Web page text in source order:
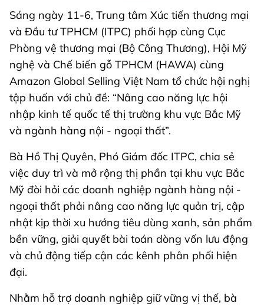
Sáng ngày 11-6, Trung tâm Xúc tiến thương mại
và Đầu tư TPHCM (ITPC) phối hợp cùng Cục
Phòng vệ thương mại (Bộ Công Thương), Hội Mỹ
nghệ và Chế biến gỗ TPHCM (HAWA) cùng
Amazon Global Selling Việt Nam tổ chức hội nghị
tập huấn với chủ đề: “Nâng cao năng lực hội
nhập kinh tế quốc tế thị trường khu vực Bắc Mỹ
và ngành hàng nội - ngoại thất”.
Bà Hồ Thị Quyên, Phó Giám đốc ITPC, chia sẻ
việc duy trì và mở rộng thị phần tại khu vực Bắc
Mỹ đòi hỏi các doanh nghiệp ngành hàng nội -
ngoại thất phải nâng cao năng lực quản trị, cập
nhật kịp thời xu hướng tiêu dùng xanh, sản phẩm
bền vững, giải quyết bài toán dòng vốn lưu động
và chủ động tiếp cận các kênh phân phối hiện
đại.
Nhằm hỗ trợ doanh nghiệp giữ vững vị thế, bà